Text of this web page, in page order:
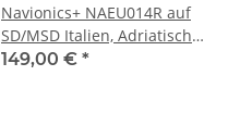
Navionics+ NAEU014R auf
SD/MSD Italien, Adriatisches
Meer
149,00 € *